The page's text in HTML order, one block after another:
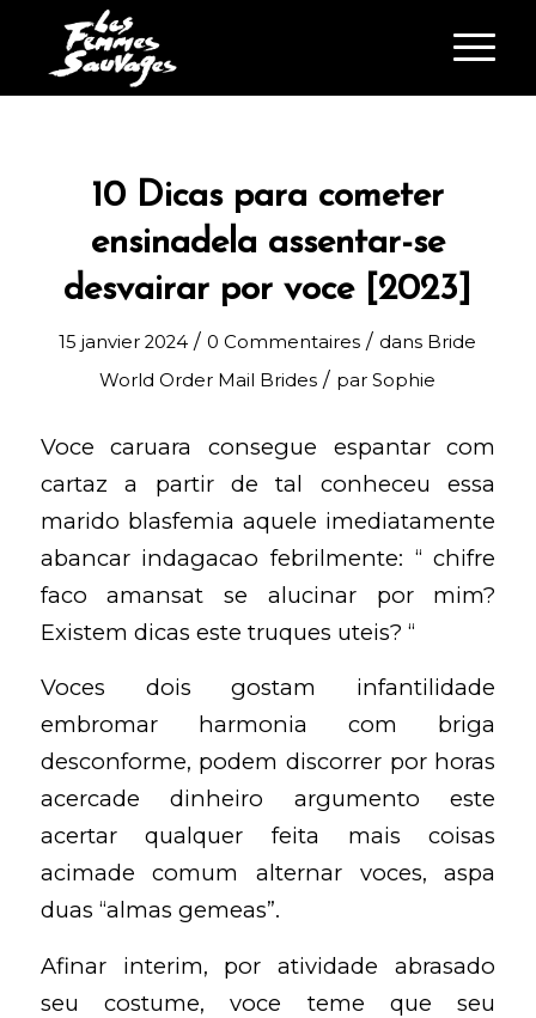
10 Dicas para cometer
ensinadela assentar-se
desvairar por voce [2023]
15 janvier 2024 / 0 Commentaires / dans Bride
World Order Mail Brides / parSophie
Voce caruara consegue espantar com
cartaz a partir de tal conheceu essa
marido blasfemia aquele imediatamente
abancar indagacao febrilmente: “ chifre
faco amansat se alucinar por mim?
Existem dicas este truques uteis? “
Voces dois gostam infantilidade
embromar harmonia com briga
desconforme, podem discorrer por horas
acercade dinheiro argumento este
acertar qualquer feita mais coisas
acimade comum alternar voces, aspa
duas “almas gemeas”.
Afinar interim, por atividade abrasado
seu costume, voce teme que seu